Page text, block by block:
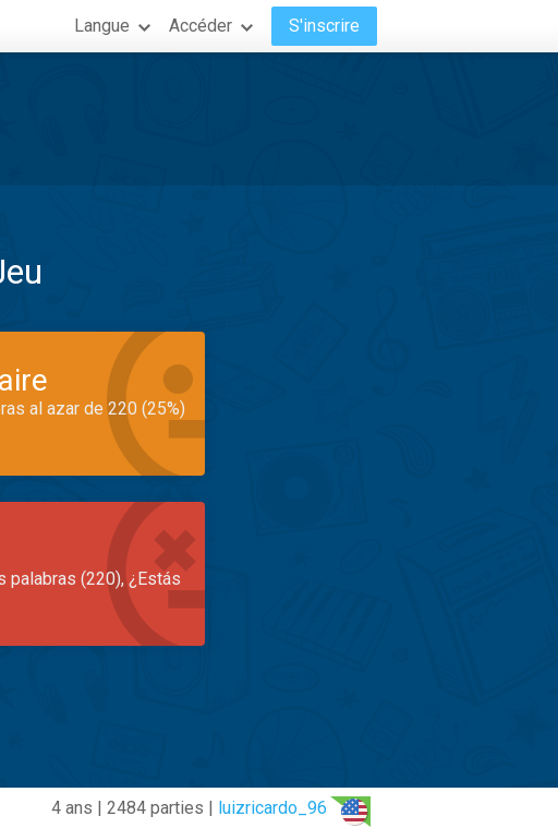
Langue Accéder S'inscrire
al azar de 220 (25%)
palabras (220), ¿Estás
4 ans | 2484 parties | luizricardo_96